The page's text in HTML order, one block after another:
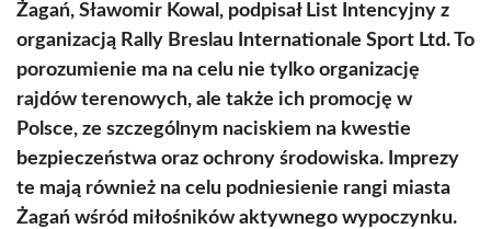
Żagań, Sławomir Kowal, podpisał List Intencyjny z
organizacją Rally Breslau Internationale Sport Ltd. To
porozumienie ma na celu nie tylko organizację
rajdów terenowych, ale także ich promocję w
Polsce, ze szczególnym naciskiem na kwestie
bezpieczeństwa oraz ochrony środowiska. Imprezy
te mają również na celu podniesienie rangi miasta
Żagań wśród miłośników aktywnego wypoczynku.